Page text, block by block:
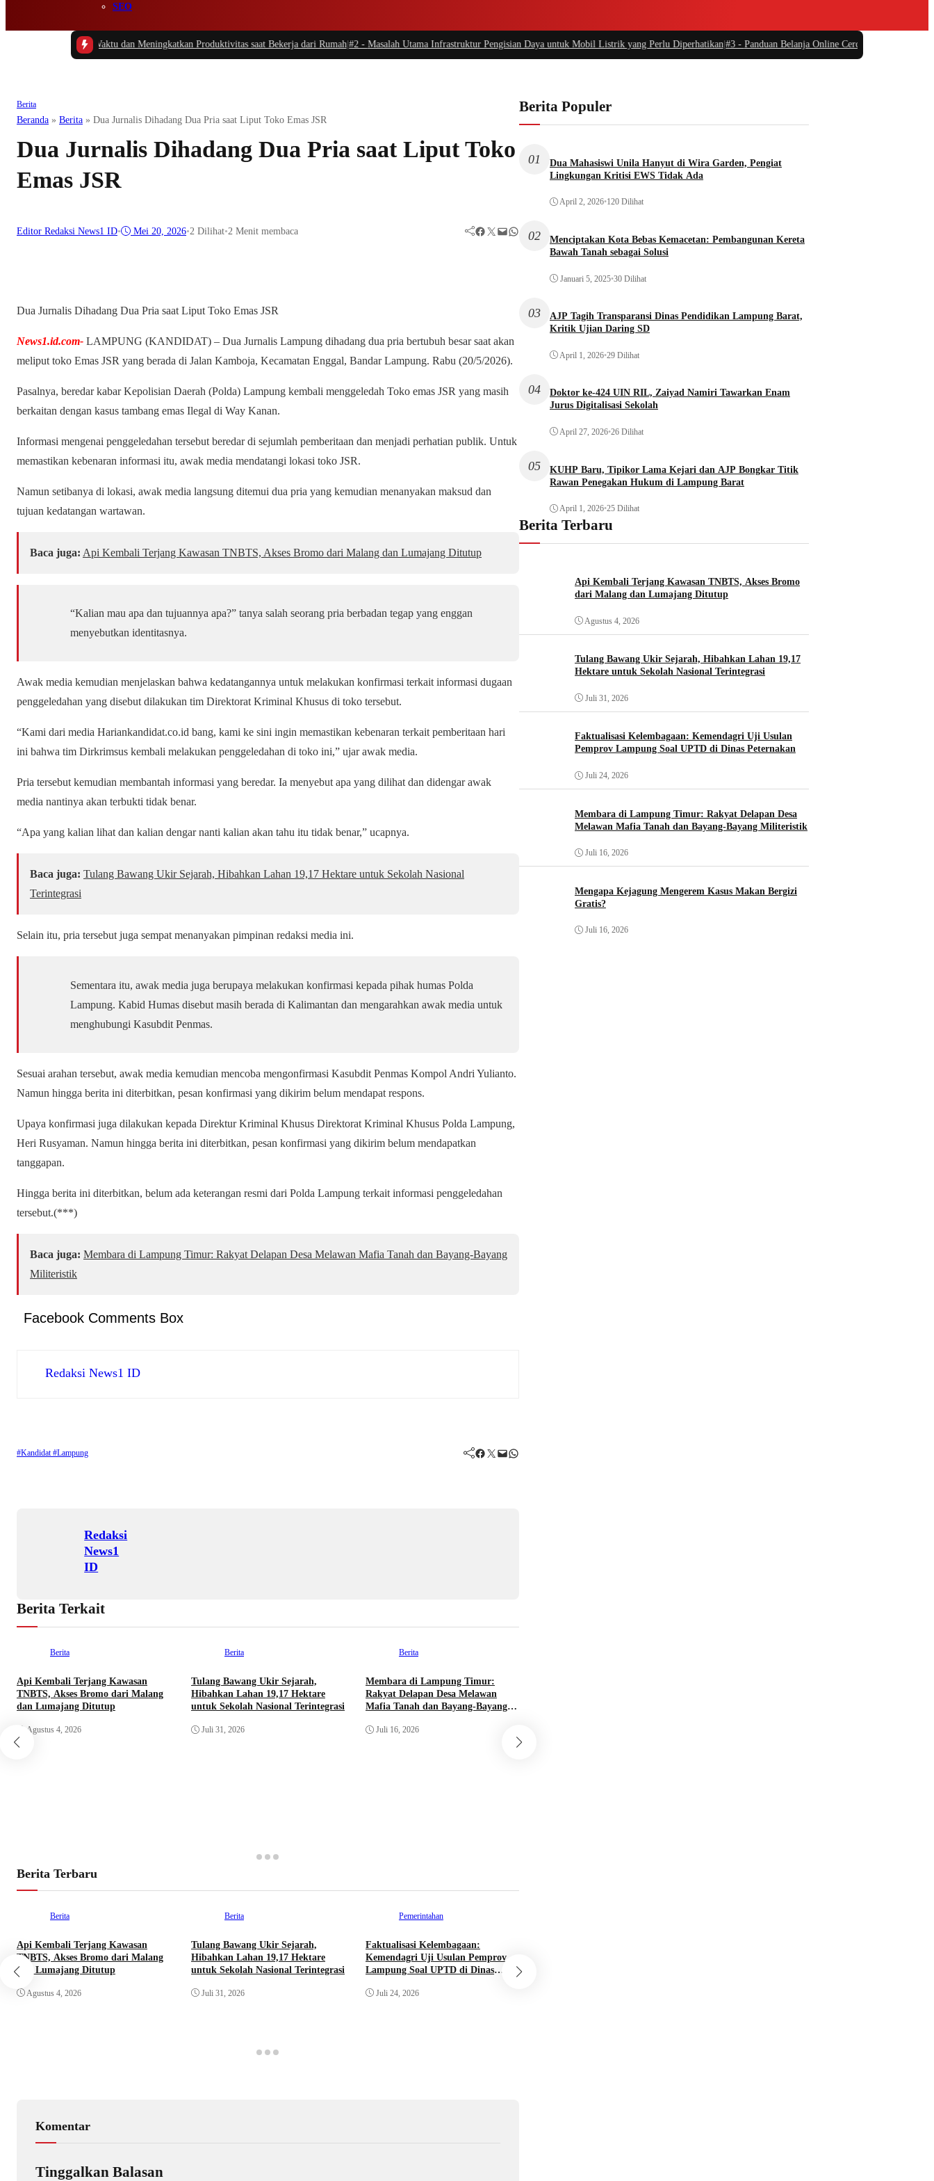
SEO
Mengatur Waktu dan Meningkatkan Produktivitas saat Bekerja dari Rumah|#2 - Masalah Utama Infrastruktur Pengisian Daya untuk Mobil Listrik yang Perlu Diperhatikan|#3 - Panduan Belanja Online Cerdas: Pilih Produk
Berita
Beranda » Berita » Dua Jurnalis Dihadang Dua Pria saat Liput Toko Emas JSR
Dua Jurnalis Dihadang Dua Pria saat Liput Toko
Emas JSR
Editor Redaksi News1 ID• Mei 20, 2026•2 Dilihat•2 Menit membaca Facebook Twitter Mail WhatsApp
Dua Jurnalis Dihadang Dua Pria saat Liput Toko Emas JSR
News1.id.com- LAMPUNG (KANDIDAT) – Dua Jurnalis Lampung dihadang dua pria bertubuh besar saat akan
meliput toko Emas JSR yang berada di Jalan Kamboja, Kecamatan Enggal, Bandar Lampung. Rabu (20/5/2026).
Pasalnya, beredar kabar Kepolisian Daerah (Polda) Lampung kembali menggeledah Toko emas JSR yang masih
berkaitan dengan kasus tambang emas Ilegal di Way Kanan.
Informasi mengenai penggeledahan tersebut beredar di sejumlah pemberitaan dan menjadi perhatian publik. Untuk
memastikan kebenaran informasi itu, awak media mendatangi lokasi toko JSR.
Namun setibanya di lokasi, awak media langsung ditemui dua pria yang kemudian menanyakan maksud dan
tujuan kedatangan wartawan.
Baca juga: Api Kembali Terjang Kawasan TNBTS, Akses Bromo dari Malang dan Lumajang Ditutup
“Kalian mau apa dan tujuannya apa?” tanya salah seorang pria berbadan tegap yang enggan
menyebutkan identitasnya.
Awak media kemudian menjelaskan bahwa kedatangannya untuk melakukan konfirmasi terkait informasi dugaan
penggeledahan yang disebut dilakukan tim Direktorat Kriminal Khusus di toko tersebut.
“Kami dari media Hariankandidat.co.id bang, kami ke sini ingin memastikan kebenaran terkait pemberitaan hari
ini bahwa tim Dirkrimsus kembali melakukan penggeledahan di toko ini,” ujar awak media.
Pria tersebut kemudian membantah informasi yang beredar. Ia menyebut apa yang dilihat dan didengar awak
media nantinya akan terbukti tidak benar.
“Apa yang kalian lihat dan kalian dengar nanti kalian akan tahu itu tidak benar,” ucapnya.
Baca juga: Tulang Bawang Ukir Sejarah, Hibahkan Lahan 19,17 Hektare untuk Sekolah Nasional
Terintegrasi
Selain itu, pria tersebut juga sempat menanyakan pimpinan redaksi media ini.
Sementara itu, awak media juga berupaya melakukan konfirmasi kepada pihak humas Polda
Lampung. Kabid Humas disebut masih berada di Kalimantan dan mengarahkan awak media untuk
menghubungi Kasubdit Penmas.
Sesuai arahan tersebut, awak media kemudian mencoba mengonfirmasi Kasubdit Penmas Kompol Andri Yulianto.
Namun hingga berita ini diterbitkan, pesan konfirmasi yang dikirim belum mendapat respons.
Upaya konfirmasi juga dilakukan kepada Direktur Kriminal Khusus Direktorat Kriminal Khusus Polda Lampung,
Heri Rusyaman. Namun hingga berita ini diterbitkan, pesan konfirmasi yang dikirim belum mendapatkan
tanggapan.
Hingga berita ini diterbitkan, belum ada keterangan resmi dari Polda Lampung terkait informasi penggeledahan
tersebut.(***)
Baca juga: Membara di Lampung Timur: Rakyat Delapan Desa Melawan Mafia Tanah dan Bayang-Bayang
Militeristik
Facebook Comments Box
Redaksi News1 ID
#Kandidat #Lampung Facebook Twitter Mail WhatsApp
Redaksi
News1
ID
Berita Terkait
Berita
Api Kembali Terjang Kawasan
TNBTS, Akses Bromo dari Malang
dan Lumajang Ditutup
Agustus 4, 2026
Berita
Tulang Bawang Ukir Sejarah,
Hibahkan Lahan 19,17 Hektare
untuk Sekolah Nasional Terintegrasi
Juli 31, 2026
Berita
Membara di Lampung Timur:
Rakyat Delapan Desa Melawan
Mafia Tanah dan Bayang-Bayang
Juli 16, 2026
Berita Terbaru
Berita
Api Kembali Terjang Kawasan
TNBTS, Akses Bromo dari Malang
dan Lumajang Ditutup
Agustus 4, 2026
Berita
Tulang Bawang Ukir Sejarah,
Hibahkan Lahan 19,17 Hektare
untuk Sekolah Nasional Terintegrasi
Juli 31, 2026
Pemerintahan
Faktualisasi Kelembagaan:
Kemendagri Uji Usulan Pemprov
Lampung Soal UPTD di Dinas
Juli 24, 2026
Komentar
Tinggalkan Balasan
Berita Populer
01
Dua Mahasiswi Unila Hanyut di Wira Garden, Pengiat
Lingkungan Kritisi EWS Tidak Ada
April 2, 2026•120 Dilihat
02
Menciptakan Kota Bebas Kemacetan: Pembangunan Kereta
Bawah Tanah sebagai Solusi
Januari 5, 2025•30 Dilihat
03
AJP Tagih Transparansi Dinas Pendidikan Lampung Barat,
Kritik Ujian Daring SD
April 1, 2026•29 Dilihat
04
Doktor ke-424 UIN RIL, Zaiyad Namiri Tawarkan Enam
Jurus Digitalisasi Sekolah
April 27, 2026•26 Dilihat
05
KUHP Baru, Tipikor Lama Kejari dan AJP Bongkar Titik
Rawan Penegakan Hukum di Lampung Barat
April 1, 2026•25 Dilihat
Berita Terbaru
Api Kembali Terjang Kawasan TNBTS, Akses Bromo
dari Malang dan Lumajang Ditutup
Agustus 4, 2026
Tulang Bawang Ukir Sejarah, Hibahkan Lahan 19,17
Hektare untuk Sekolah Nasional Terintegrasi
Juli 31, 2026
Faktualisasi Kelembagaan: Kemendagri Uji Usulan
Pemprov Lampung Soal UPTD di Dinas Peternakan
Juli 24, 2026
Membara di Lampung Timur: Rakyat Delapan Desa
Melawan Mafia Tanah dan Bayang-Bayang Militeristik
Juli 16, 2026
Mengapa Kejagung Mengerem Kasus Makan Bergizi
Gratis?
Juli 16, 2026